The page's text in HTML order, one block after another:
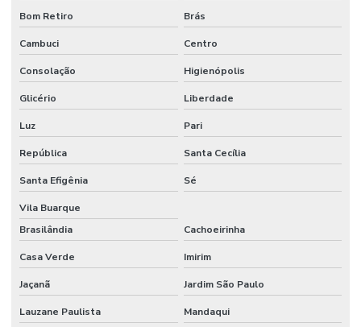
AUTOMAÇÃO
AUTOMAÇÃO
DE PORTARIA
AUTOMAÇÃO
RESIDENCIAL
ACESSIVEL
AUTOMAÇÃO
RESIDENCIAL
ACESSO
REMOTO
AUTOMAÇÃO
RESIDENCIAL
EM
Bom Retiro Brás
Cambuci Centro
Consolação Higienópolis
Glicério Liberdade
Luz Pari
República Santa Cecília
Santa Efigênia Sé
Vila Buarque
Brasilândia
Cachoeirinha
Casa Verde Imirim
Jaçanã Jardim São Paulo
Lauzane Paulista Mandaqui